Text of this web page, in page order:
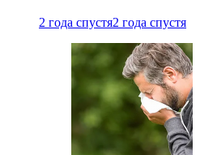
2 года спустя2 года спустя